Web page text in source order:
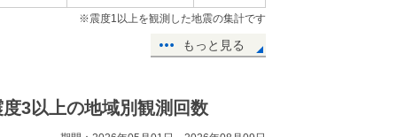
※震度1以上を観測した地震の集計です
もっと見る
度3以上の地域別観測回数